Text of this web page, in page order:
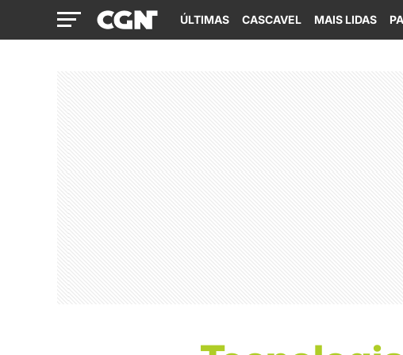
ÚLTIMAS CASCAVEL MAIS LIDAS